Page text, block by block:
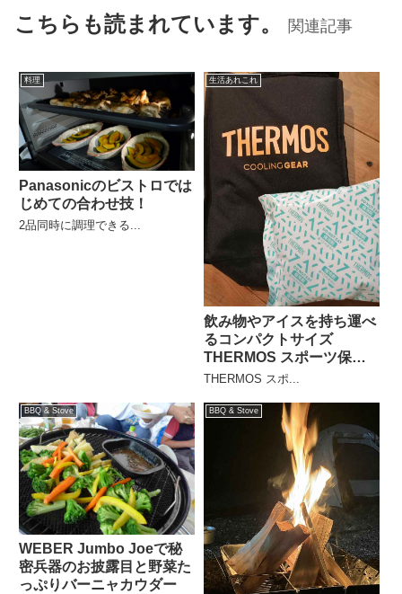
こちらも読まれています。 関連記事
料理
Panasonicのビストロでは
じめての合わせ技！
2品同時に調理できる...
生活あれこれ
飲み物やアイスを持ち運べ
るコンパクトサイズ
THERMOS スポーツ保冷
バッグ
THERMOS スポ...
BBQ & Stove
WEBER Jumbo Joeで秘
密兵器のお披露目と野菜た
っぷりバーニャカウダー
BBQ & Stove